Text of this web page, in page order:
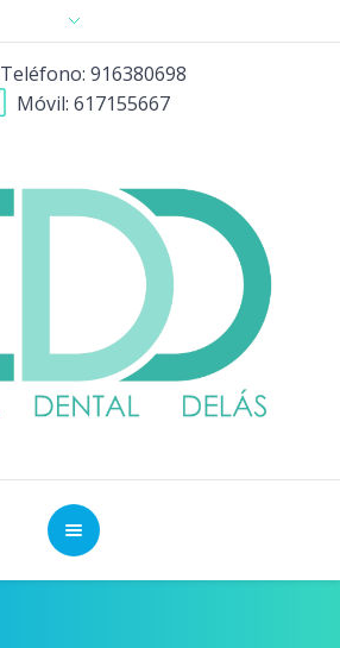
Teléfono: 916380698
Móvil: 617155667